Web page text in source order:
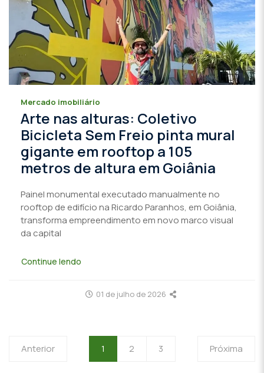
Mercado imobiliário
Arte nas alturas: Coletivo
Bicicleta Sem Freio pinta mural
gigante em rooftop a 105
metros de altura em Goiânia
Painel monumental executado manualmente no
rooftop de edifício na Ricardo Paranhos, em Goiânia,
transforma empreendimento em novo marco visual
da capital
Continue lendo
01 de julho de 2026
Anterior 1 2 3 Próxima